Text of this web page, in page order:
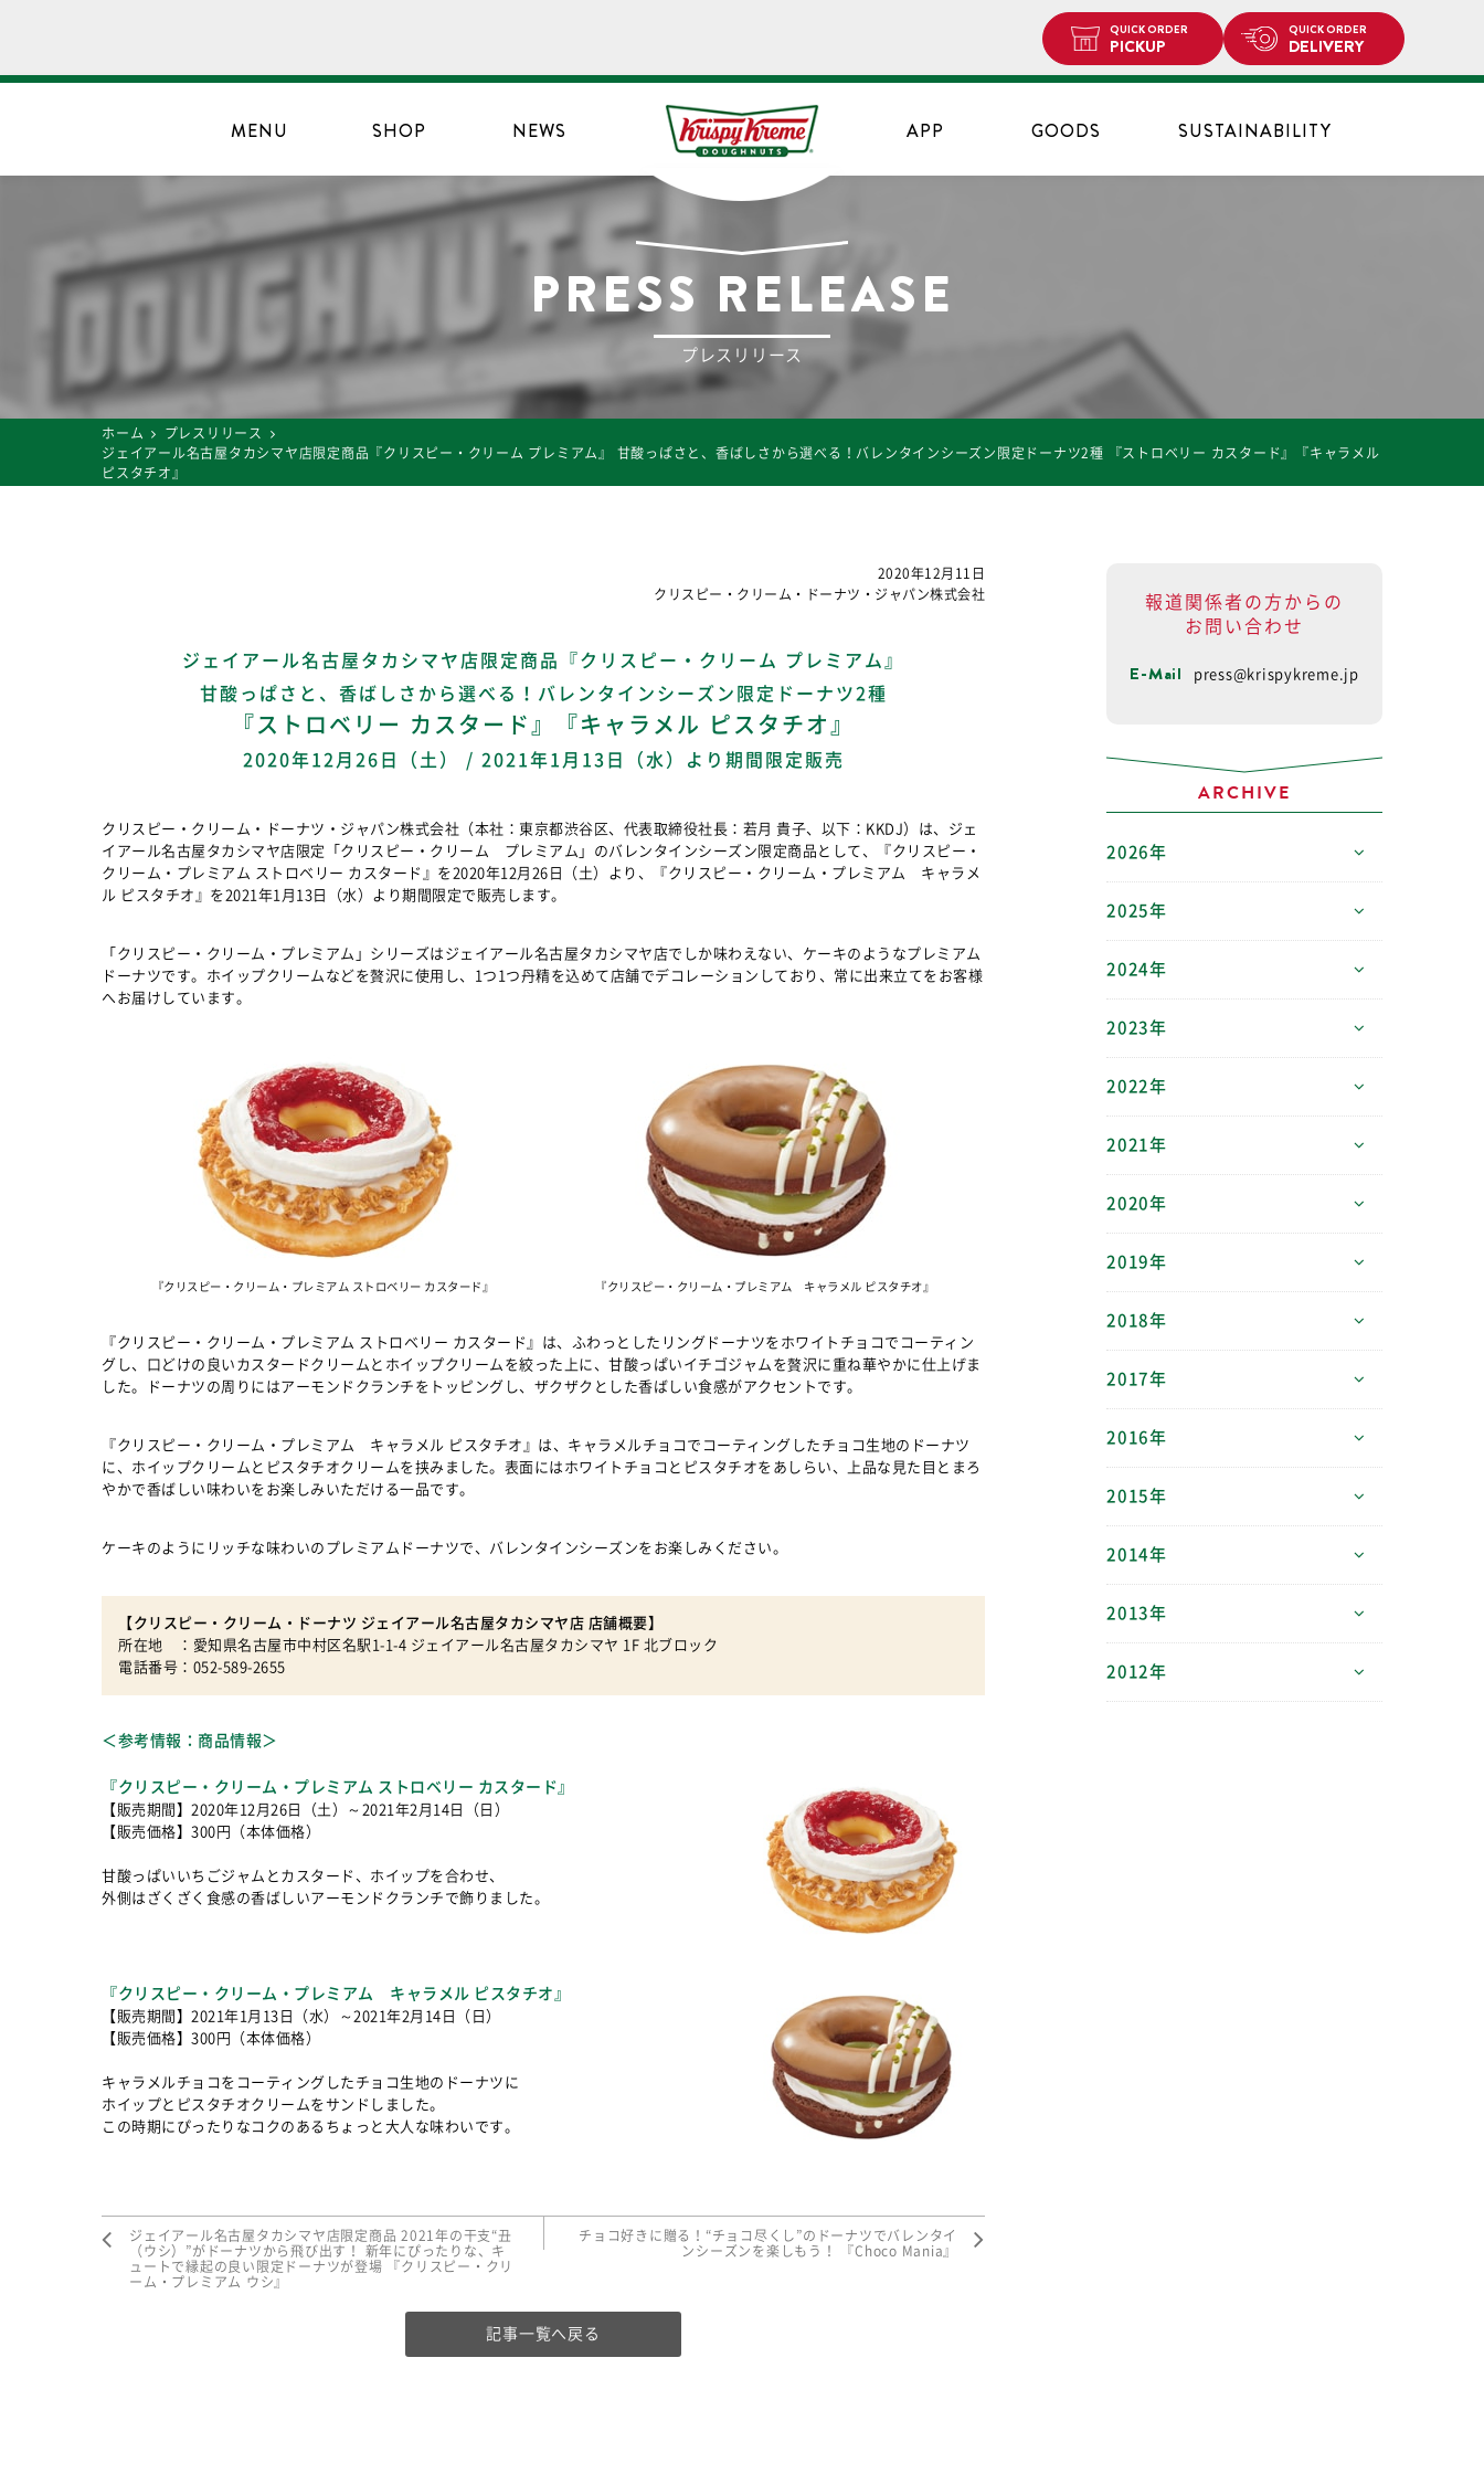
QUICK ORDER
PICKUP
QUICK ORDER
DELIVERY
MENU SHOP NEWS APP GOODS SUSTAINABILITY
PRESS RELEASE
プレスリリース
ホーム
プレスリリース
ジェイアール名古屋タカシマヤ店限定商品『クリスピー・クリーム プレミアム』 甘酸っぱさと、香ばしさから選べる！バレンタインシーズン限定ドーナツ2種 『ストロベリー カスタード』『キャラメル
ピスタチオ』
2020年12月11日
クリスピー・クリーム・ドーナツ・ジャパン株式会社
ジェイアール名古屋タカシマヤ店限定商品『クリスピー・クリーム プレミアム』
甘酸っぱさと、香ばしさから選べる！バレンタインシーズン限定ドーナツ2種
『ストロベリー カスタード』『キャラメル ピスタチオ』
2020年12月26日（土） / 2021年1月13日（水）より期間限定販売
クリスピー・クリーム・ドーナツ・ジャパン株式会社（本社：東京都渋谷区、代表取締役社長：若月 貴子、以下：KKDJ）は、ジェ
イアール名古屋タカシマヤ店限定「クリスピー・クリーム プレミアム」のバレンタインシーズン限定商品として、『クリスピー・
クリーム・プレミアム ストロベリー カスタード』を2020年12月26日（土）より、『クリスピー・クリーム・プレミアム キャラメ
ル ピスタチオ』を2021年1月13日（水）より期間限定で販売します。
「クリスピー・クリーム・プレミアム」シリーズはジェイアール名古屋タカシマヤ店でしか味わえない、ケーキのようなプレミアム
ドーナツです。ホイップクリームなどを贅沢に使用し、1つ1つ丹精を込めて店舗でデコレーションしており、常に出来立てをお客様
へお届けしています。
『クリスピー・クリーム・プレミアム ストロベリー カスタード』 『クリスピー・クリーム・プレミアム キャラメル ピスタチオ』
『クリスピー・クリーム・プレミアム ストロベリー カスタード』は、ふわっとしたリングドーナツをホワイトチョコでコーティン
グし、口どけの良いカスタードクリームとホイップクリームを絞った上に、甘酸っぱいイチゴジャムを贅沢に重ね華やかに仕上げま
した。ドーナツの周りにはアーモンドクランチをトッピングし、ザクザクとした香ばしい食感がアクセントです。
『クリスピー・クリーム・プレミアム キャラメル ピスタチオ』は、キャラメルチョコでコーティングしたチョコ生地のドーナツ
に、ホイップクリームとピスタチオクリームを挟みました。表面にはホワイトチョコとピスタチオをあしらい、上品な見た目とまろ
やかで香ばしい味わいをお楽しみいただける一品です。
ケーキのようにリッチな味わいのプレミアムドーナツで、バレンタインシーズンをお楽しみください。
【クリスピー・クリーム・ドーナツ ジェイアール名古屋タカシマヤ店 店舗概要】
所在地 ：愛知県名古屋市中村区名駅1-1-4 ジェイアール名古屋タカシマヤ 1F 北ブロック
電話番号：052-589-2655
＜参考情報：商品情報＞
『クリスピー・クリーム・プレミアム ストロベリー カスタード』
【販売期間】2020年12月26日（土）～2021年2月14日（日）
【販売価格】300円（本体価格）
甘酸っぱいいちごジャムとカスタード、ホイップを合わせ、
外側はざくざく食感の香ばしいアーモンドクランチで飾りました。
『クリスピー・クリーム・プレミアム キャラメル ピスタチオ』
【販売期間】2021年1月13日（水）～2021年2月14日（日）
【販売価格】300円（本体価格）
キャラメルチョコをコーティングしたチョコ生地のドーナツに
ホイップとピスタチオクリームをサンドしました。
この時期にぴったりなコクのあるちょっと大人な味わいです。
ジェイアール名古屋タカシマヤ店限定商品 2021年の干支“丑
（ウシ）”がドーナツから飛び出す！ 新年にぴったりな、キ
ュートで縁起の良い限定ドーナツが登場 『クリスピー・クリ
ーム・プレミアム ウシ』
チョコ好きに贈る！“チョコ尽くし”のドーナツでバレンタイ
ンシーズンを楽しもう！ 『Choco Mania』
記事一覧へ戻る
報道関係者の方からの
お問い合わせ
E-Mail press@krispykreme.jp
ARCHIVE
2026年
2025年
2024年
2023年
2022年
2021年
2020年
2019年
2018年
2017年
2016年
2015年
2014年
2013年
2012年